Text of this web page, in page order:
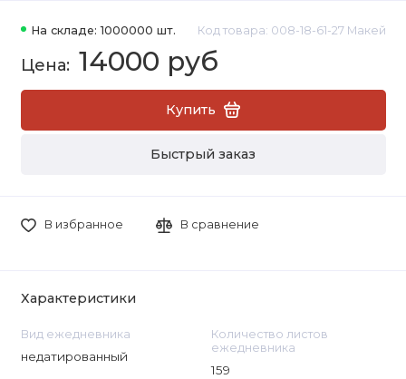
На складе: 1000000 шт. Код товара: 008-18-61-27 Макей
14000 руб
Купить
Быстрый заказ
В избранное В сравнение
Характеристики
Вид ежедневника
недатированный
Количество листов
ежедневника
159